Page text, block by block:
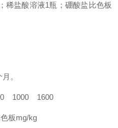
稀盐酸溶液1瓶；硼酸盐比色板
。
1000 1600
板mg/kg